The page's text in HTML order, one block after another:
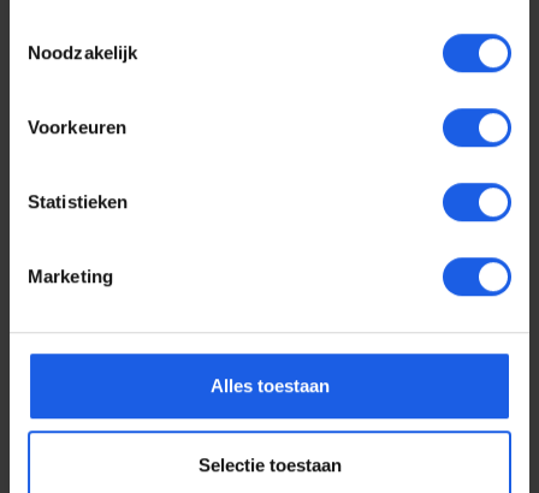
Noodzakelijk
Voorkeuren
Statistieken
Marketing
Alles toestaan
Selectie toestaan
Voor elke telefoon een
oortje